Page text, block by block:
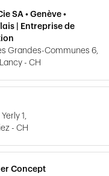
SA • Genève •
| Entreprise de
Grandes-Communes 6,
- CH
1,
- CH
Concept